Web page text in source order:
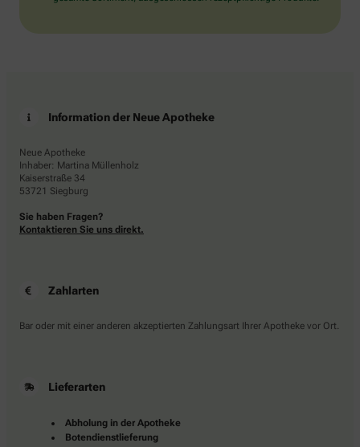
Information der Neue Apotheke
Neue Apotheke
Inhaber: Martina Müllenholz
Kaiserstraße 34
53721 Siegburg
Sie haben Fragen?
Kontaktieren Sie uns direkt.
Zahlarten
Bar oder mit einer anderen akzeptierten Zahlungsart Ihrer Apotheke vor Ort.
Lieferarten
Abholung in der Apotheke
Botendienstlieferung